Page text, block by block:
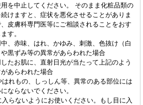
を中止してください。 そのまま化粧品類の
けますと、症状を悪化させることがありま
皮膚科専門医等にご相談されることをおす
す。
中、赤味、はれ、かゆみ、刺激、色抜け（白
黒ずみ等の異常があらわれた場合
したお肌に、直射日光が当たって上記のよう
あらわれた場合
はれもの、しっしん等、異常のある部位には
ならないでください。
入らないようにお使いください。もし目に入